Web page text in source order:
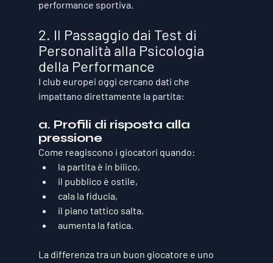
performance sportiva.
2. Il Passaggio dai Test di
Personalità alla Psicologia
della Performance
I club europei oggi cercano dati che
impattano direttamente la partita:
a. Profili di risposta alla
pressione
Come reagiscono i giocatori quando:
la partita è in bilico,
il pubblico è ostile,
cala la fiducia,
il piano tattico salta,
aumenta la fatica.
La differenza tra un buon giocatore e uno